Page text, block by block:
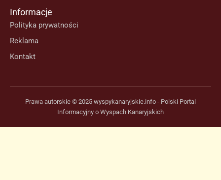
Informacje
Polityka prywatności
Reklama
Kontakt
Prawa autorskie © 2025 wyspykanaryjskie.info - Polski Portal
Informacyjny o Wyspach Kanaryjskich